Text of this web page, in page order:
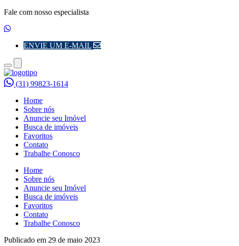
Fale com nosso especialista
ENVIE UM E-MAIL
Toggle
navigation
navigation
(31) 99823-1614
Home
Sobre nós
Anuncie seu Imóvel
Busca de imóveis
Favoritos
Contato
Trabalhe Conosco
Home
Sobre nós
Anuncie seu Imóvel
Busca de imóveis
Favoritos
Contato
Trabalhe Conosco
Publicado em 29 de maio 2023